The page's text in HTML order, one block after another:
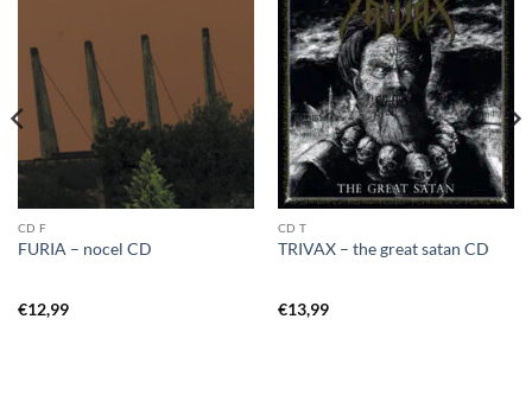
CD F
FURIA – nocel CD
€12,99
CD T
TRIVAX – the great satan CD
€13,99